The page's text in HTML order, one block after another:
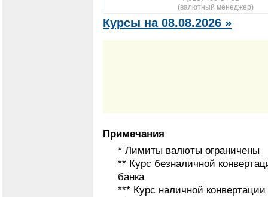
(валютный менеджер)
Курсы на 08.08.2026 »
Примечания
* Лимиты валюты ограничены
** Курс безналичной
банка
*** Курс наличной